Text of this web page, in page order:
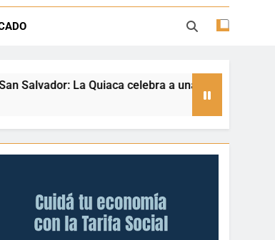
espectáculos y regalos
a una referente nacional del taekwondo